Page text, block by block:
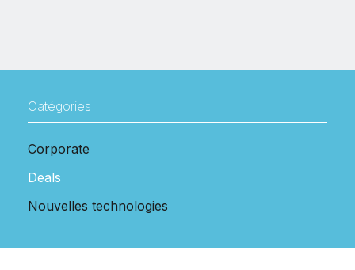
Catégories
Corporate
Deals
Nouvelles technologies